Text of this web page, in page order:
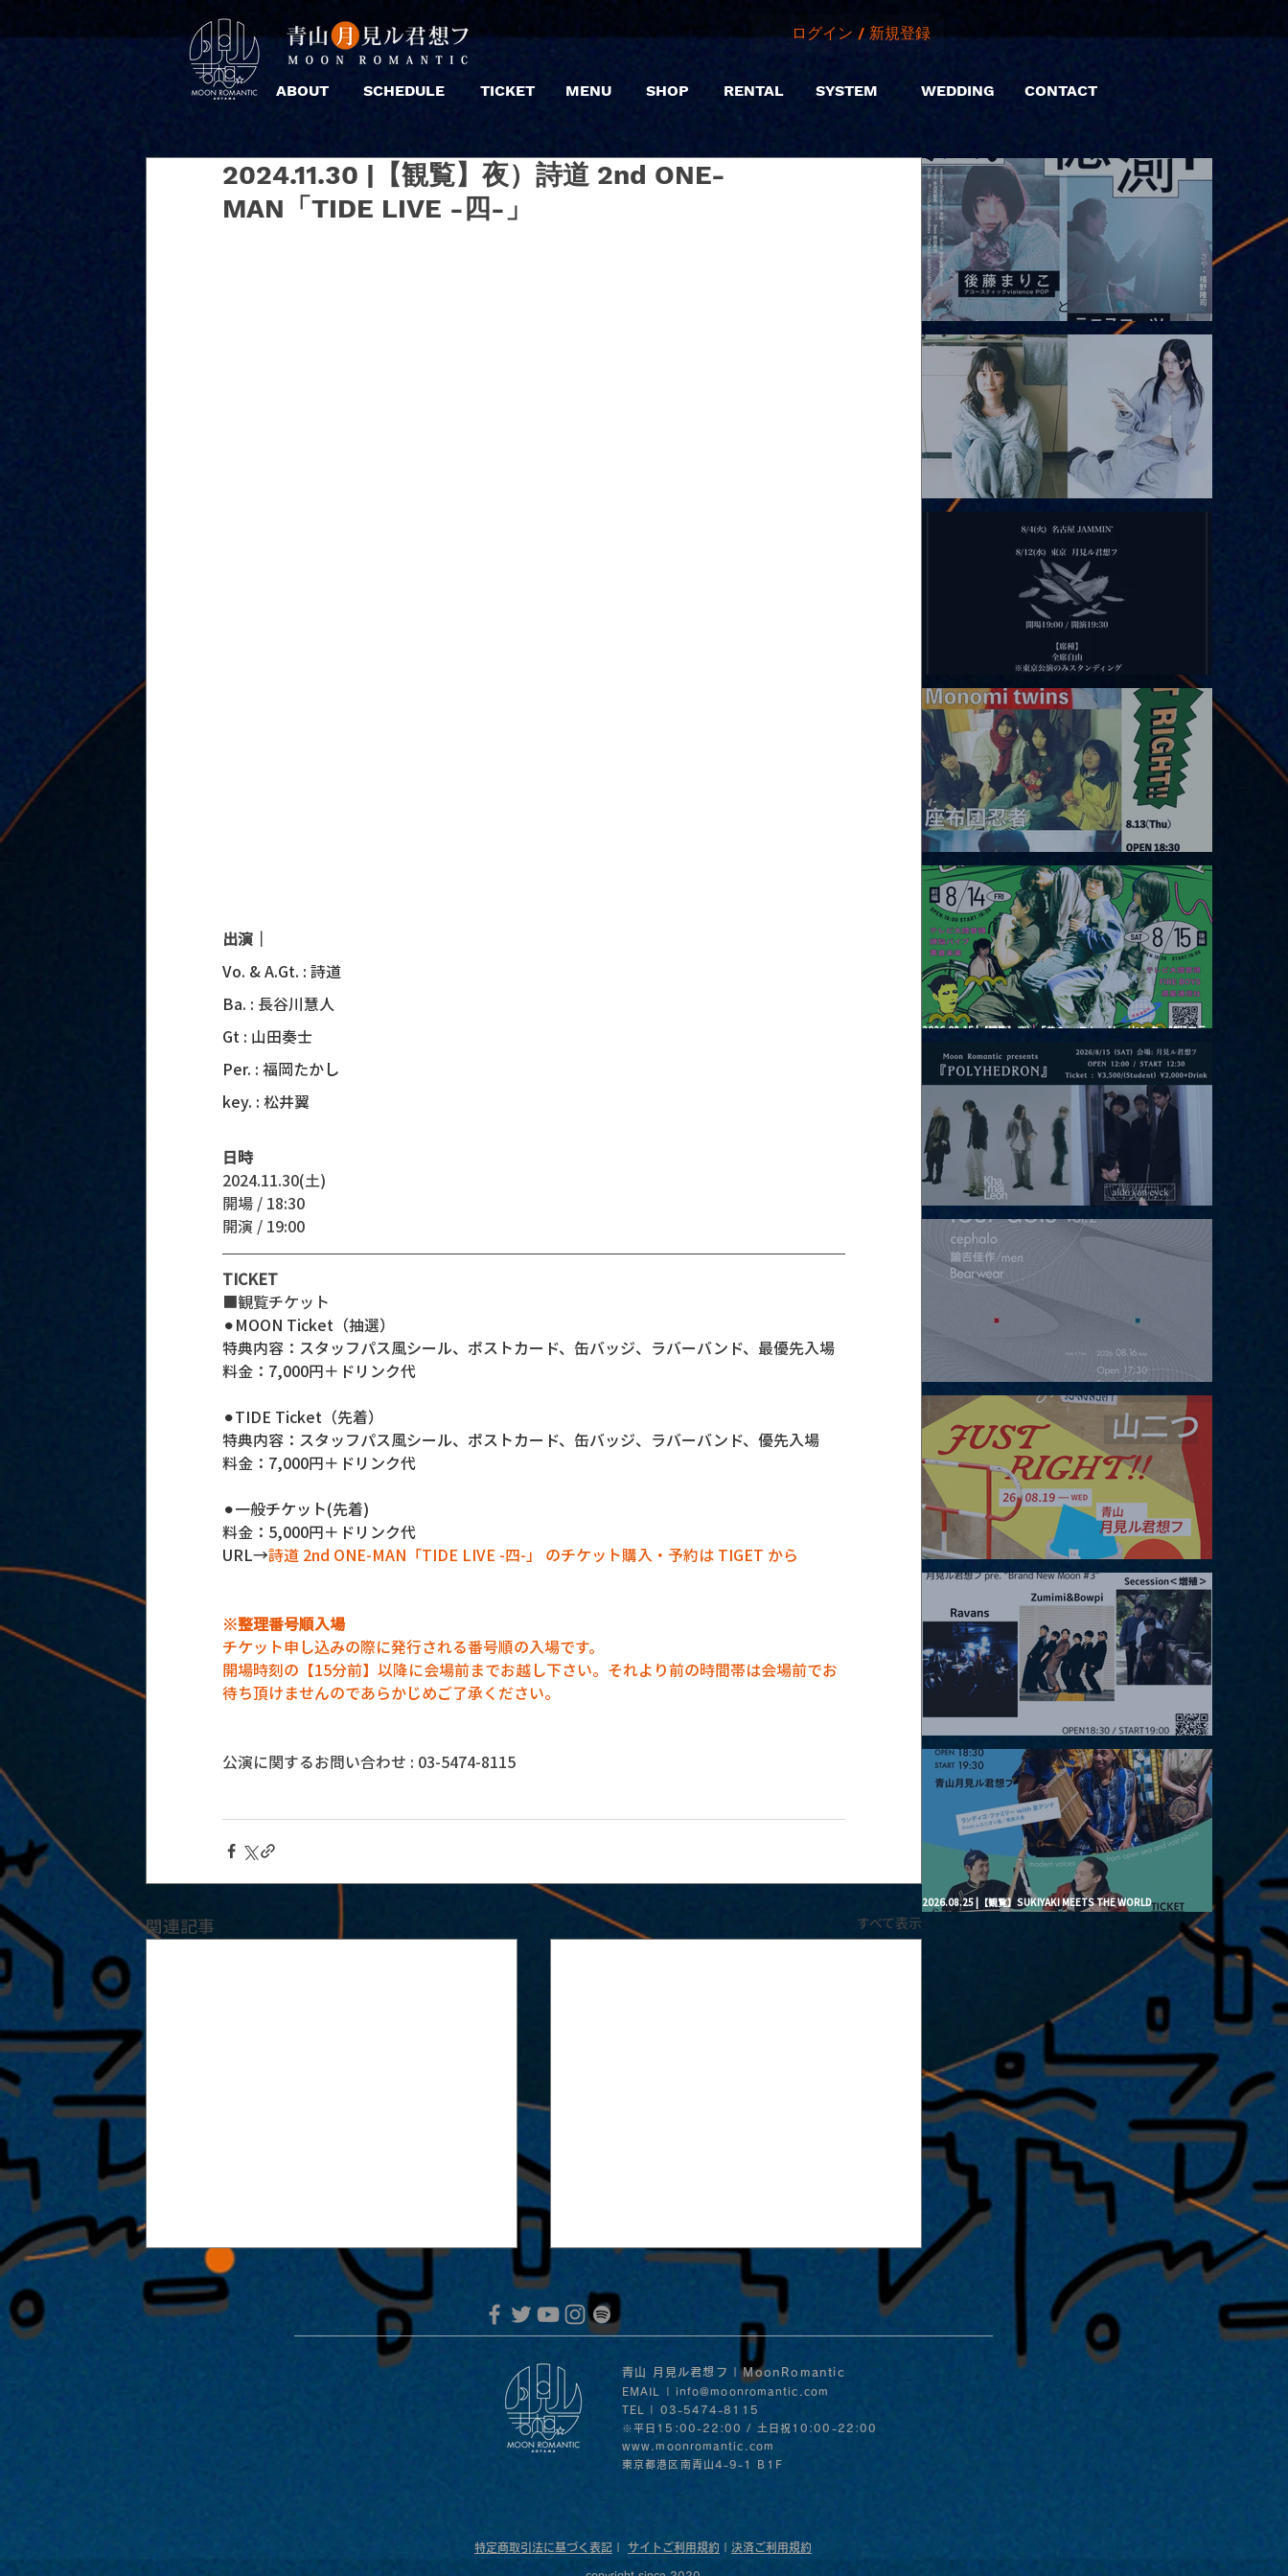
ABOUT SCHEDULE TICKET MENU SHOP
ログイン / 新規登録
RENTAL SYSTEM WEDDING CONTACT
2024.11.30 |【観覧】夜）詩道 2nd ONE-
MAN「TIDE LIVE -四-」
出演｜
Vo. & A.Gt. : 詩道
Ba. : 長谷川慧人
Gt : 山田奏士
Per. : 福岡たかし
key. : 松井翼
日時
2024.11.30(土)
開場 / 18:30
開演 / 19:00
TICKET
■観覧チケット
⚫︎MOON Ticket（抽選）
特典内容：スタッフパス風シール、ポストカード、缶バッジ、ラバーバンド、最優先入場
料金：7,000円＋ドリンク代
⚫︎TIDE Ticket（先着）
特典内容：スタッフパス風シール、ポストカード、缶バッジ、ラバーバンド、優先入場
料金：7,000円＋ドリンク代
⚫︎一般チケット(先着)
料金：5,000円＋ドリンク代
URL→詩道 2nd ONE-MAN「TIDE LIVE -四-」 のチケット購入・予約は TIGET から
※整理番号順入場
チケット申し込みの際に発行される番号順の入場です。
開場時刻の【15分前】以降に会場前までお越し下さい。それより前の時間帯は会場前でお
待ち頂けませんのであらかじめご了承ください。
公演に関するお問い合わせ : 03-5474-8115
関連記事 すべて表示
2026.08.10 |【観覧】「巷のmyストーリー/風の憶測1～後藤まりこ
アコースティックviolence POPとテニスコーツ」
2026.08.12 |【観覧】田澤孝介 ソロワンマン 「Ballad Box 2026」
2026.08.13 |【観覧】JUST RIGHT!! vol.26
2026.08.15 |【観覧】夜）『巷のmyストーリー/センター"訳"フラ
2026.08.15 |【観覧】昼）月見ルpre.『POLYHEDRON』
2026.08.16 |【観覧】夜）four dots vol.2
2026.08.19 |【観覧】JUST RIGHT!! vol.27
2026.08.20 |【観覧】月見ル君想フpre. “Brand New Moon #3”
2026.08.25 |【観覧】SUKIYAKI MEETS THE WORLD
presentsLINDIGO FAMILY with ANNA SATO, ODUCHU modern
青山 月見ル君想フ | MoonRomantic
EMAIL |
info@moonromantic.com
TEL | 03-5474-8115
※平日15:00-22:00 / 土日祝10:00-22:00
www.moonromantic.com
​東京都港区南青山4-9-1 B1F
特定商取引法に基づく表記 サイトご利用規約 決済ご利用規約